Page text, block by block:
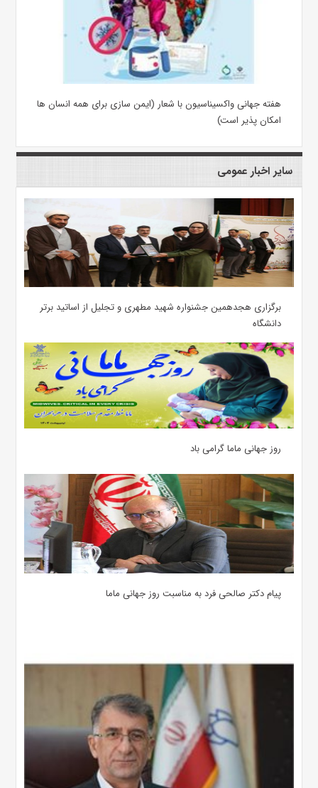
هفته جهانی واکسیناسیون با شعار (ایمن سازی برای همه انسان ها
امکان پذیر است)
سایر اخبار عمومی
برگزاری هجدهمین جشنواره شهید مطهری و تجلیل از اساتید برتر
دانشگاه
روز جهانی ماما گرامی باد
پیام دکتر صالحی فرد به مناسبت روز جهانی ماما